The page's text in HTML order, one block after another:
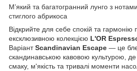
М’який та багатогранний лунго з
стиглого абрикоса
Відкрийте для себе спокій та гармонію
ексклюзивною колекцією L'OR
ВаріантScandinavian Escape — це
скандинавською кавовою культурою, де
смаку, м'якість та тривалі моменти